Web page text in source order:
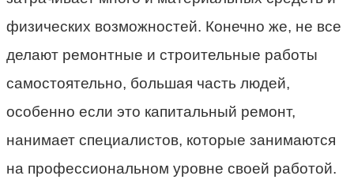
физических возможностей. Конечно же, не все
делают ремонтные и строительные работы
самостоятельно, большая часть людей,
особенно если это капитальный ремонт,
нанимает специалистов, которые занимаются
на профессиональном уровне своей работой.